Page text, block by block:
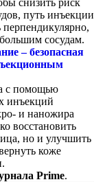
снизить риск
путь инъекции
перпендикулярно,
сосудам.
– безопасная
с помощью
инъекций
и наножира
восстановить
но и улучшить
коже
Prime.